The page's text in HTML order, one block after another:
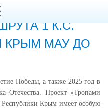
1 К.С.
КРЫМ МАУ ДО
Победы, а также 2025 год в
Отечества. Проект «Тропами
Крым имеет особую